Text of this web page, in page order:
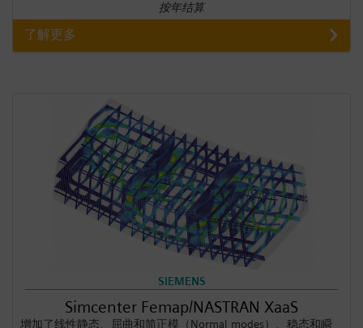
按年结算
了解更多
SIEMENS
Simcenter Femap/NASTRAN XaaS
增加了线性静态、屈曲和简正模（Normal modes）、稳态和瞬